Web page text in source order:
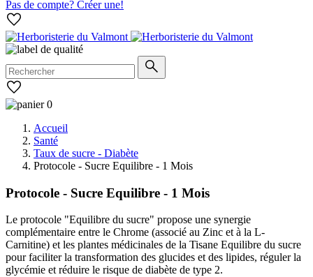
Pas de compte? Créer une!
0
Accueil
Santé
Taux de sucre - Diabète
Protocole - Sucre Equilibre - 1 Mois
Protocole - Sucre Equilibre - 1 Mois
Le protocole "Equilibre du sucre" propose une synergie
complémentaire entre le Chrome (associé au Zinc et à la L-
Carnitine) et les plantes médicinales de la Tisane Equilibre du sucre
pour faciliter la transformation des glucides et des lipides, réguler la
glycémie et réduire le risque de diabète de type 2.